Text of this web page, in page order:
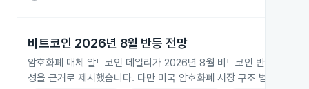
비트코인 2026년 8월 반등 전망
암호화폐 매체 알트코인 데일리가 2026년 8월 비트코인 반등을 전
성을 근거로 제시했습니다. 다만 미국 암호화폐 시장 구조 법안의 처